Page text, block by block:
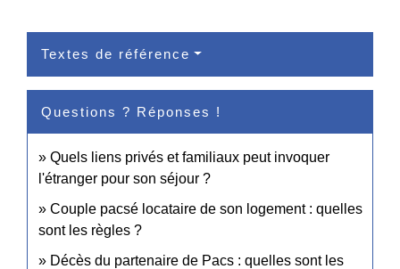
Textes de référence
Questions ? Réponses !
Quels liens privés et familiaux peut invoquer
l'étranger pour son séjour ?
Couple pacsé locataire de son logement : quelles
sont les règles ?
Décès du partenaire de Pacs : quelles sont les